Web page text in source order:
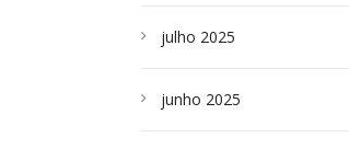
julho 2025
junho 2025